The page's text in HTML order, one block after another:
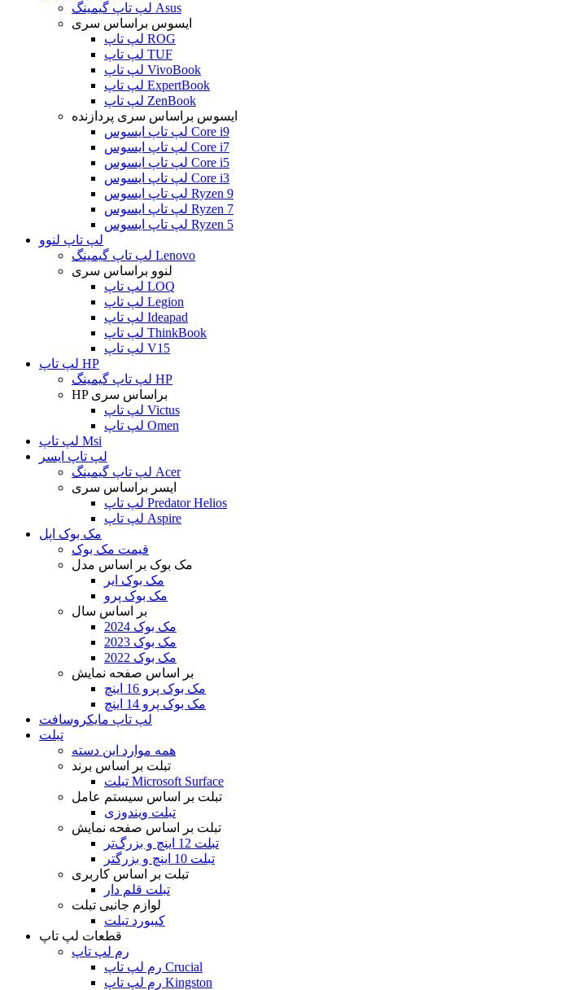
لپ تاپ گیمینگ Asus
ایسوس براساس سری
لپ تاپ ROG
لپ تاپ TUF
لپ تاپ VivoBook
لپ تاپ ExpertBook
لپ تاپ ZenBook
ایسوس براساس سری پردازنده
لپ تاپ ایسوس Core i9
لپ تاپ ایسوس Core i7
لپ تاپ ایسوس Core i5
لپ تاپ ایسوس Core i3
لپ تاپ ایسوس Ryzen 9
لپ تاپ ایسوس Ryzen 7
لپ تاپ ایسوس Ryzen 5
لپ تاپ لنوو
لپ تاپ گیمینگ Lenovo
لنوو براساس سری
لپ تاپ LOQ
لپ تاپ Legion
لپ تاپ Ideapad
لپ تاپ ThinkBook
لپ تاپ V15
لپ تاپ HP
لپ تاپ گیمینگ HP
HP براساس سری
لپ تاپ Victus
لپ تاپ Omen
لپ تاپ Msi
لپ تاپ ایسر
لپ تاپ گیمینگ Acer
ایسر براساس سری
لپ تاپ Predator Helios
لپ تاپ Aspire
مک بوک اپل
قیمت مک بوک
مک بوک بر اساس مدل
مک بوک ایر
مک بوک پرو
بر اساس سال
مک بوک 2024
مک بوک 2023
مک بوک 2022
بر اساس صفحه نمایش
مک بوک پرو 16 اینچ
مک بوک پرو 14 اینچ
لپ تاپ مایکروسافت
تبلت
همه موارد این دسته
تبلت بر اساس برند
تبلت Microsoft Surface
تبلت بر اساس سیستم عامل
تبلت ویندوزی
تبلت بر اساس صفحه نمایش
تبلت 12 اینچ و بزرگ‌تر
تبلت 10 اینچ و بزرگتر
تبلت بر اساس کاربری
تبلت قلم دار
لوازم جانبی تبلت
کیبورد تبلت
قطعات لپ تاپ
رم لپ تاپ
رم لپ تاپ Crucial
رم لپ تاپ Kingston